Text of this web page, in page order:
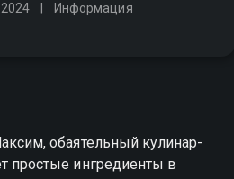
2024 Информация
обаятельный кулинар-
простые ингредиенты в